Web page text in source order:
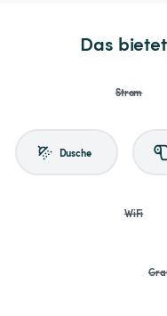
Das
Strom
Dusche
WiFi